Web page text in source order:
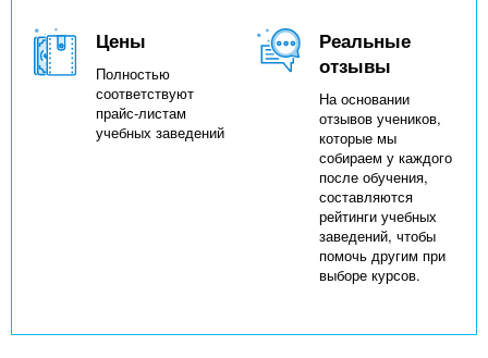
Цены
Полностью
соответствуют
прайс-листам
учебных заведений
Реальные
отзывы
На основании
отзывов учеников,
которые мы
собираем у каждого
после обучения,
составляются
рейтинги учебных
заведений, чтобы
помочь другим при
выборе курсов.